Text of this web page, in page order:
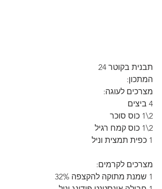
תבנית בקוטר 24
המתכון:
מצרכים לעוגה:
4 ביצים
2\1 כוס סוכר
2\1 כוס קמח רגיל
1 כפית תמצית וניל
מצרכים לקרמים:
1 שמנת מתוקה להקצפה 32%